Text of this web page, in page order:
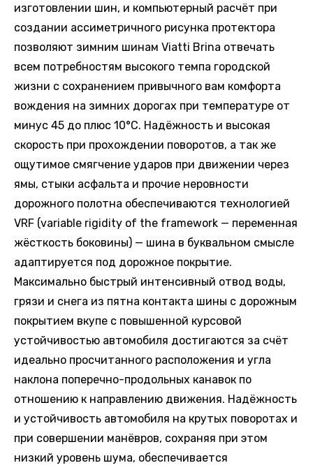
изготовлении шин, и компьютерный расчёт при
создании ассиметричного рисунка протектора
позволяют зимним шинам Viatti Brina отвечать
всем потребностям высокого темпа городской
жизни с сохранением привычного вам комфорта
вождения на зимних дорогах при температуре от
минус 45 до плюс 10°С. Надёжность и высокая
скорость при прохождении поворотов, а так же
ощутимое смягчение ударов при движении через
ямы, стыки асфальта и прочие неровности
дорожного полотна обеспечиваются технологией
VRF (variable rigidity of the framework — переменная
жёсткость боковины) — шина в буквальном смысле
адаптируется под дорожное покрытие.
Максимально быстрый интенсивный отвод воды,
грязи и снега из пятна контакта шины с дорожным
покрытием вкупе с повышенной курсовой
устойчивостью автомобиля достигаются за счёт
идеально просчитанного расположения и угла
наклона поперечно-продольных канавок по
отношению к направлению движения. Надёжность
и устойчивость автомобиля на крутых поворотах и
при совершении манёвров, сохраняя при этом
низкий уровень шума, обеспечивается